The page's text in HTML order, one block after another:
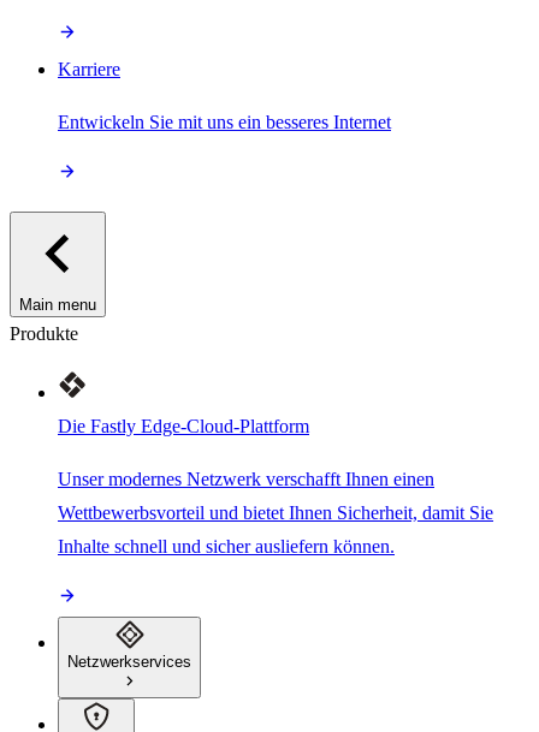
Karriere
Entwickeln Sie mit uns ein besseres Internet
Main menu
Produkte
Die Fastly Edge-Cloud-Plattform
Unser modernes Netzwerk verschafft Ihnen einen
Wettbewerbsvorteil und bietet Ihnen Sicherheit, damit Sie
Inhalte schnell und sicher ausliefern können.
Netzwerkservices